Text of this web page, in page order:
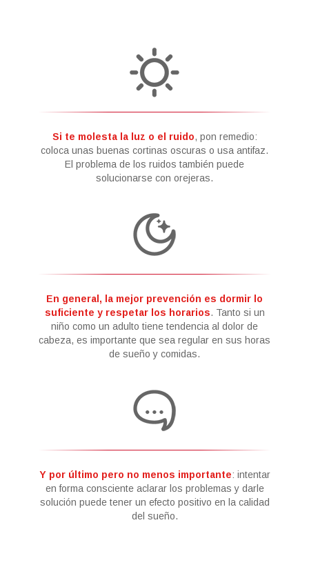
Si te molesta la luz o el ruido, pon remedio:
coloca unas buenas cortinas oscuras o usa antifaz.
El problema de los ruidos también puede
solucionarse con orejeras.
En general, la mejor prevención es dormir lo
suficiente y respetar los horarios. Tanto si un
niño como un adulto tiene tendencia al dolor de
cabeza, es importante que sea regular en sus horas
de sueño y comidas.
Y por último pero no menos importante: intentar
en forma consciente aclarar los problemas y darle
solución puede tener un efecto positivo en la calidad
del sueño.